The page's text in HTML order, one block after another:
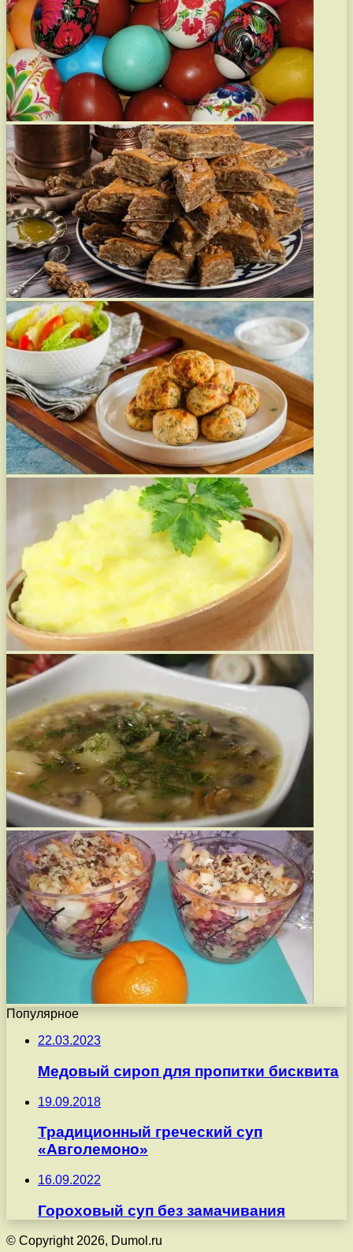
Популярное
22.03.2023
Медовый сироп для пропитки бисквита
19.09.2018
Традиционный греческий суп
«Авголемоно»
16.09.2022
Гороховый суп без замачивания
© Copyright 2026, Dumol.ru